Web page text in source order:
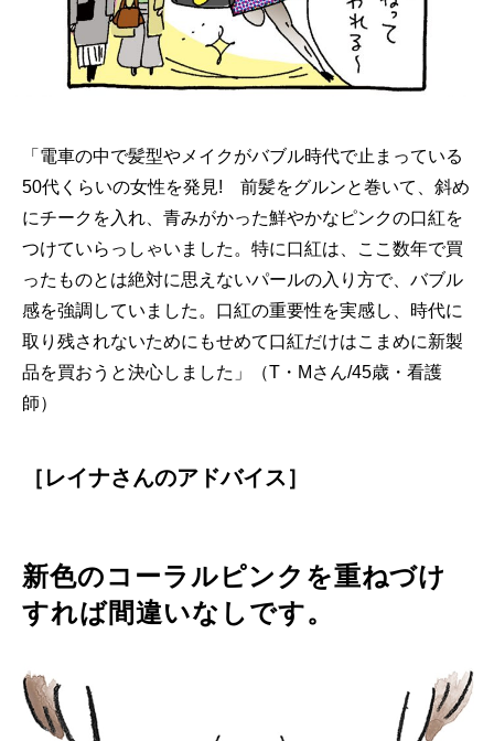
「電車の中で髪型やメイクがバブル時代で止まっている
50代くらいの女性を発見! 前髪をグルンと巻いて、斜め
にチークを入れ、青みがかった鮮やかなピンクの口紅を
つけていらっしゃいました。特に口紅は、ここ数年で買
ったものとは絶対に思えないパールの入り方で、バブル
感を強調していました。口紅の重要性を実感し、時代に
取り残されないためにもせめて口紅だけはこまめに新製
品を買おうと決心しました」（T・Mさん/45歳・看護
師）
［レイナさんのアドバイス］
新色のコーラルピンクを重ねづけ
すれば間違いなしです。